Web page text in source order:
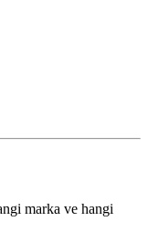
marka ve hangi